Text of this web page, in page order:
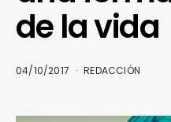
de la vida
04/10/2017 REDACCIÓN